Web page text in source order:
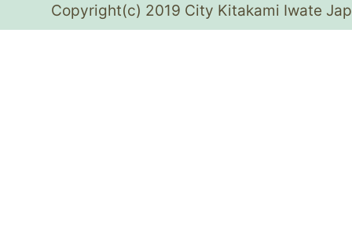
Copyright(c) 2019 City Kitakami Iwate